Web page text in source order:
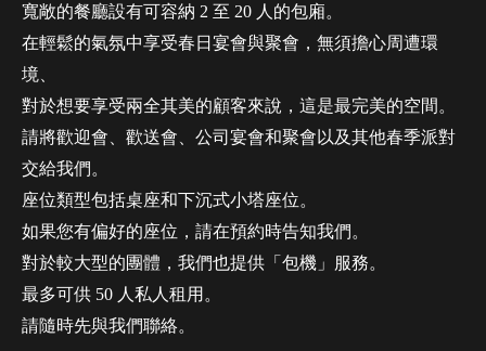
寬敞的餐廳設有可容納 2 至 20 人的包廂。
在輕鬆的氣氛中享受春日宴會與聚會，無須擔心周遭環
境、
對於想要享受兩全其美的顧客來說，這是最完美的空間。
請將歡迎會、歡送會、公司宴會和聚會以及其他春季派對
交給我們。
座位類型包括桌座和下沉式小塔座位。
如果您有偏好的座位，請在預約時告知我們。
對於較大型的團體，我們也提供「包機」服務。
最多可供 50 人私人租用。
請隨時先與我們聯絡。